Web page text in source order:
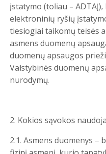
įstatymo (toliau –
elektroninių ryšių
tiesiogiai taikomų teisės
asmens duomenų
duomenų apsaugos
Valstybinės duomenų
nurodymų.
2. Kokios sąvokos
2.1. Asmens duomenys –